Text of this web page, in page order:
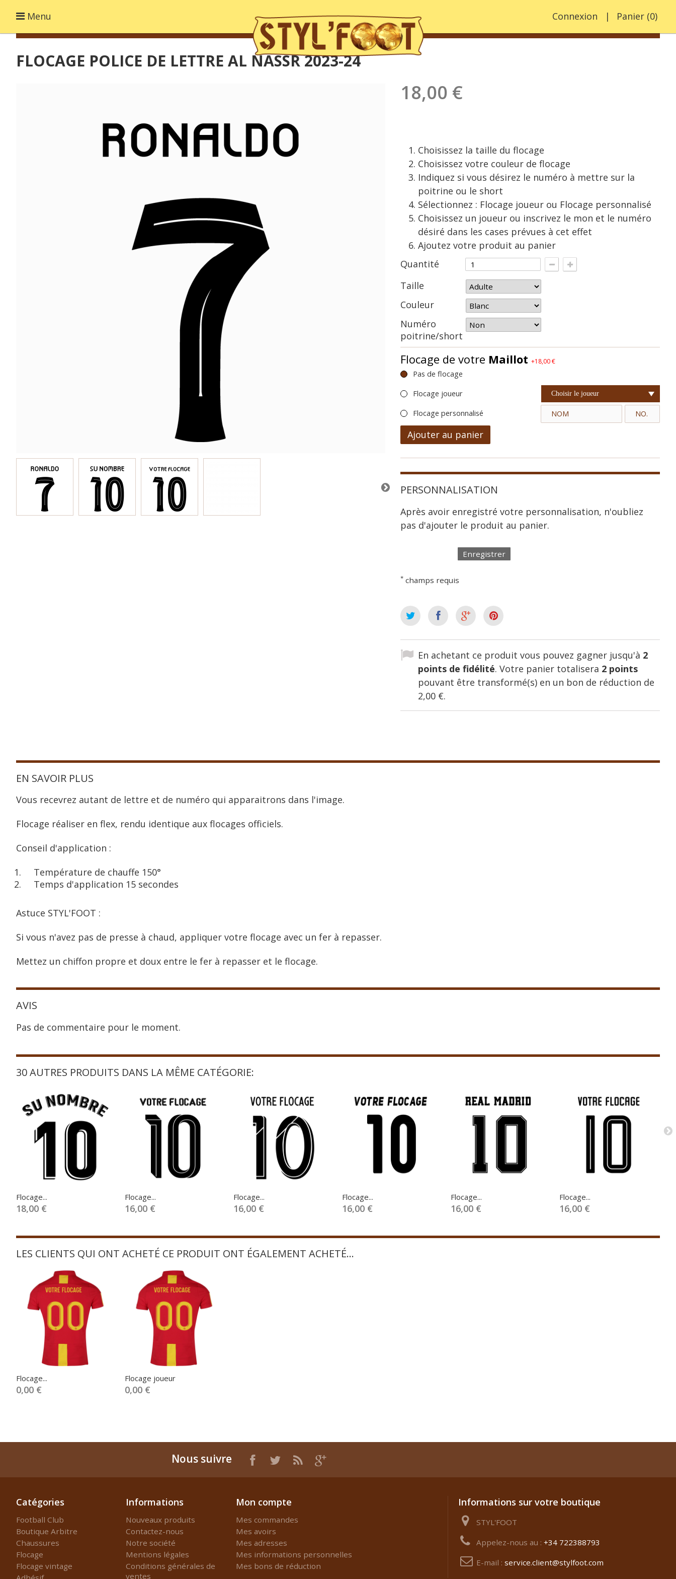
Panier (0)
Connexion
Menu
FLOCAGE POLICE DE LETTRE AL NASSR 2023-24
18,00 €
Choisissez la taille du flocage
Choisissez votre couleur de flocage
Indiquez si vous désirez le numéro à mettre sur la
poitrine ou le short
Sélectionnez : Flocage joueur ou Flocage personnalisé
Choisissez un joueur ou inscrivez le mon et le numéro
désiré dans les cases prévues à cet effet
Ajoutez votre produit au panier
Quantité
Taille
Couleur
Numéro
poitrine/short
Flocage de votre Maillot +18,00 €
Pas de flocage
Flocage joueur Choisir le joueur
Flocage personnalisé
Ajouter au panier
PERSONNALISATION
Après avoir enregistré votre personnalisation, n'oubliez
pas d'ajouter le produit au panier.
Enregistrer
* champs requis
En achetant ce produit vous pouvez gagner jusqu'à 2
points de fidélité. Votre panier totalisera 2 points
pouvant être transformé(s) en un bon de réduction de
2,00 €.
EN SAVOIR PLUS
Vous recevrez autant de lettre et de numéro qui apparaitrons dans l'image.
Flocage réaliser en flex, rendu identique aux flocages officiels.
Conseil d'application :
Température de chauffe 150°
Temps d'application 15 secondes
Astuce STYL'FOOT :
Si vous n'avez pas de presse à chaud, appliquer votre flocage avec un fer à repasser.
Mettez un chiffon propre et doux entre le fer à repasser et le flocage.
AVIS
Pas de commentaire pour le moment.
30 AUTRES PRODUITS DANS LA MÊME CATÉGORIE:
Flocage...
18,00 €
Flocage...
16,00 €
Flocage...
16,00 €
Flocage...
16,00 €
Flocage...
16,00 €
Flocage...
16,00 €
LES CLIENTS QUI ONT ACHETÉ CE PRODUIT ONT ÉGALEMENT ACHETÉ...
Flocage...
0,00 €
Flocage joueur
0,00 €
Nous suivre
Catégories
Football Club
Boutique Arbitre
Chaussures
Flocage
Flocage vintage
Informations
Nouveaux produits
Contactez-nous
Notre société
Mentions légales
Conditions générales de
ventes
Mon compte
Mes commandes
Mes avoirs
Mes adresses
Mes informations personnelles
Mes bons de réduction
Informations sur votre boutique
STYL'FOOT
Appelez-nous au :+34 722388793
E-mail :service.client@stylfoot.com